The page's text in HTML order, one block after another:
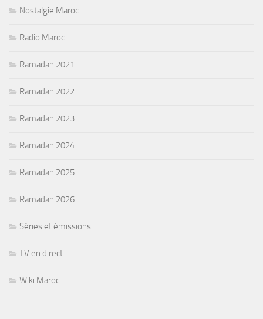
Nostalgie Maroc
Radio Maroc
Ramadan 2021
Ramadan 2022
Ramadan 2023
Ramadan 2024
Ramadan 2025
Ramadan 2026
Séries et émissions
TV en direct
Wiki Maroc